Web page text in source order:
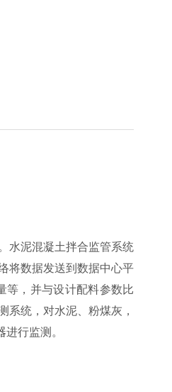
水泥混凝土拌合监管系统
将数据发送到数据中心平
等，并与设计配料参数比
统，对水泥、粉煤灰，
进行监测。